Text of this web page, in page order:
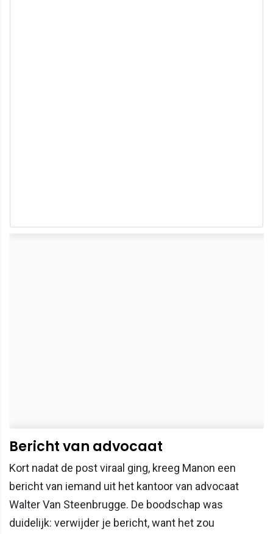
Bericht van advocaat
Kort nadat de post viraal ging, kreeg Manon een
bericht van iemand uit het kantoor van advocaat
Walter Van Steenbrugge. De boodschap was
duidelijk: verwijder je bericht, want het zou